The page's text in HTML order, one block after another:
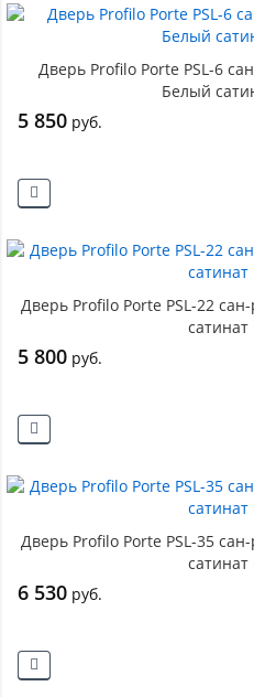
Дверь Profilo Porte PSL-6
Белый
5 850 руб.
Дверь Profilo Porte PSL-22
сатинат
5 800 руб.
Дверь Profilo Porte PSL-35
сатинат
6 530 руб.